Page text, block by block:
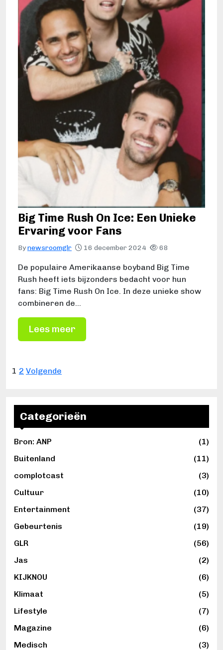
Categorieën
Bron: ANP
(1)
Buitenland
(11)
complotcast
(3)
Cultuur
(10)
Entertainment
(37)
Gebeurtenis
(19)
GLR
(56)
Jas
(2)
KIJKNOU
(6)
Klimaat
(5)
Lifestyle
(7)
Magazine
(6)
Medisch
(3)
Big Time Rush On Ice: Een Unieke
Ervaring voor Fans
Bynewsroomglr 16 december 2024 68
De populaire Amerikaanse boyband Big Time
Rush heeft iets bijzonders bedacht voor hun
fans: Big Time Rush On Ice. In deze unieke show
combineren de…
Lees meer
B
r
c
h
t
e
n
p
a
n
e
r
i
n
g
1 2 Volgende